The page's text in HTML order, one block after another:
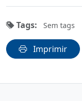
Tags: Sem tags
Imprimir